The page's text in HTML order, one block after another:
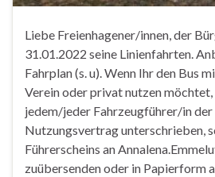
Liebe Freienhagener/innen, der
31.01.2022 seine Linienfahrten.
Fahrplan (s. u). Wenn Ihr den Bus
Verein oder privat nutzen
jedem/jeder Fahrzeugführer/in
Nutzungsvertrag unterschrieben,
Führerscheins an
zuübersenden oder in Papierform